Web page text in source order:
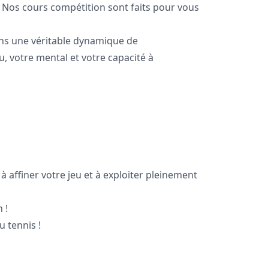
Nos cours compétition sont faits pour vous
une véritable dynamique de
votre mental et votre capacité à
affiner votre jeu et à exploiter pleinement
!
tennis !